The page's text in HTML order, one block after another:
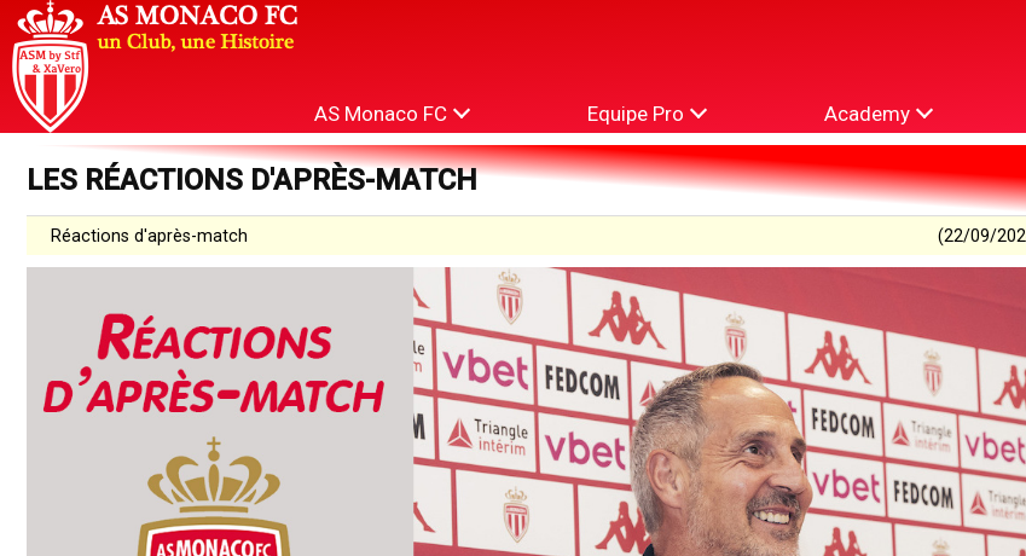
AS Monaco FC Equipe Pro Academy
LES RÉACTIONS D'APRÈS-MATCH
Réactions d'après-match (22/09/